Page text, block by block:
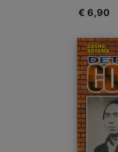
€ 6,90